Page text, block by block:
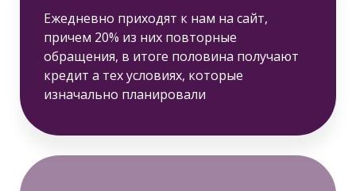
Ежедневно приходят к нам на сайт,
причем 20% из них повторные
обращения, в итоге половина получают
кредит а тех условиях, которые
изначально планировали